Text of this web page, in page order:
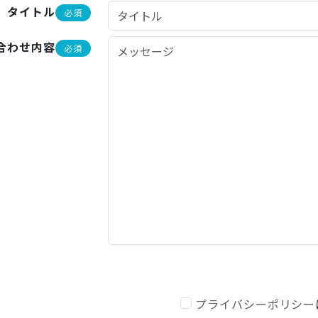
タイトル 必須
わせ内容 必須
プライバシーポリシー